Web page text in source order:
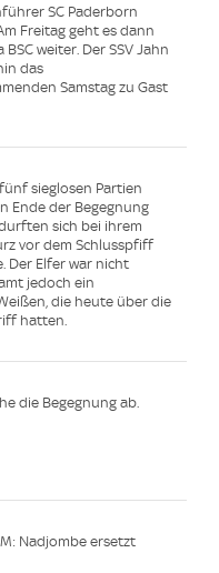
SC Paderborn
Freitag geht es dann
weiter. Der SSV Jahn
das
Samstag zu Gast
sieglosen Partien
Ende der Begegnung
sich bei ihrem
vor dem Schlusspfiff
Der Elfer war nicht
jedoch ein
die heute über die
hatten.
die Begegnung ab.
Nadjombe ersetzt